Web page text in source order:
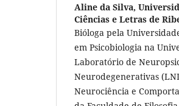
Aline da Silva,
Ciências e Letras de
Bióloga pela
em Psicobiologia na
Laboratório de
Neurodegenerativas
Neurociência e